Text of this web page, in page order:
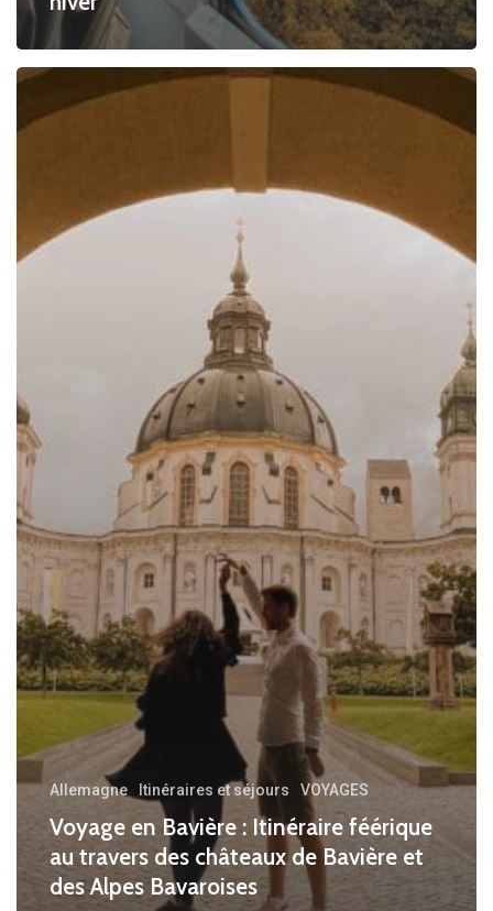
Voyage
en
Itinéraire
féérique
châteaux
de
Bavière
et
des
Alpes
Bavaroises
Allemagne Itinéraires et séjours VOYAGES
Voyage en Bavière : Itinéraire féérique
au travers des châteaux de Bavière et
des Alpes Bavaroises